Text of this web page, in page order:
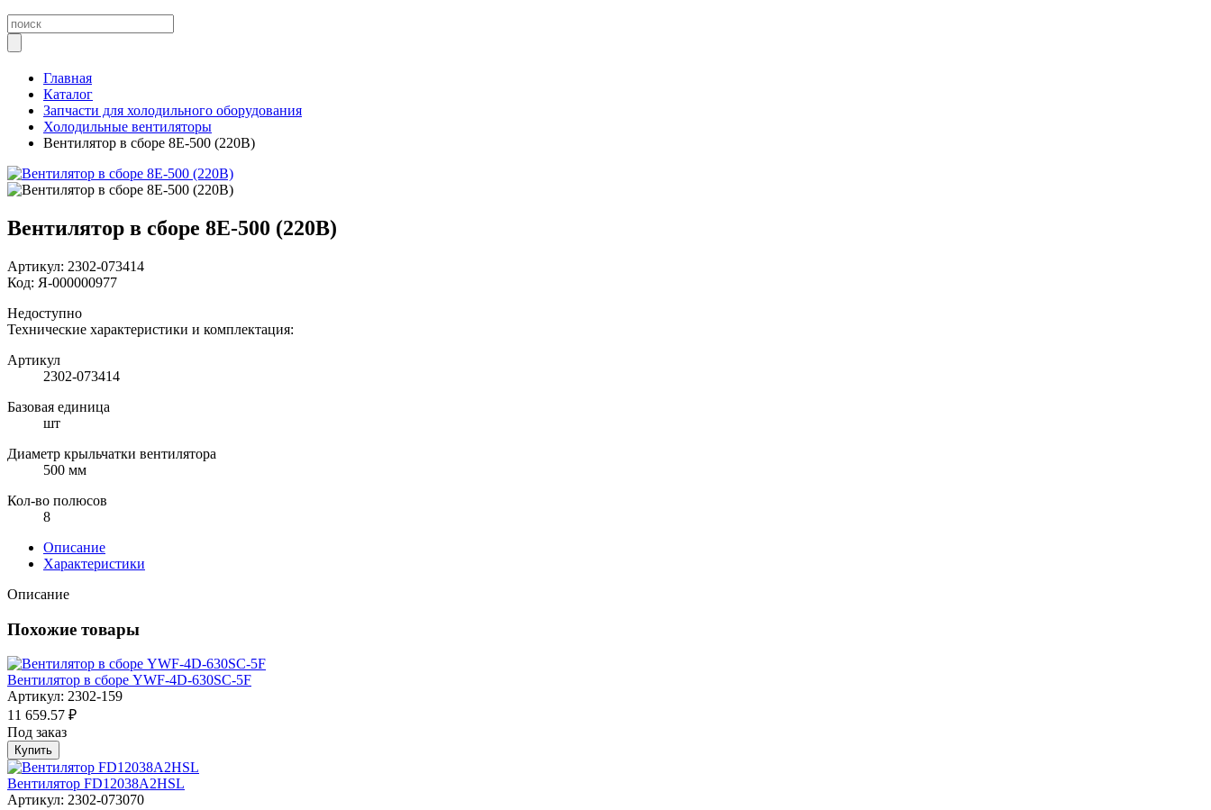
Главная
Каталог
Запчасти для холодильного оборудования
Холодильные вентиляторы
Вентилятор в сборе 8E-500 (220В)
Вентилятор в сборе 8E-500 (220В)
Артикул: 2302-073414
Код: Я-000000977
Недоступно
Технические характеристики и комплектация:
Артикул
2302-073414
Базовая единица
шт
Диаметр крыльчатки вентилятора
500 мм
Кол-во полюсов
8
Описание
Характеристики
Описание
Похожие товары
Вентилятор в сборе YWF-4D-630SC-5F
Артикул: 2302-159
11 659.57 ₽
Под заказ
Купить
Вентилятор FD12038A2HSL
Артикул: 2302-073070